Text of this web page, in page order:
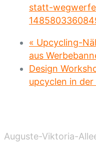
statt-
« Upcycling-
aus
Design
upcyclen in der
Auguste-Viktoria-